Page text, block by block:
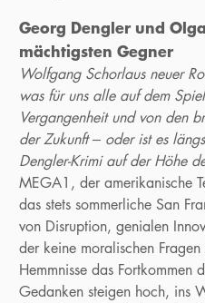
Georg Dengler und
mächtigsten Gegner
Wolfgang Schorlaus neuer
was für uns alle auf dem
Vergangenheit und von den
der Zukunft – oder ist es
Dengler-Krimi auf der Höhe
MEGA1, der amerikanische
das stets sommerliche San
von Disruption, genialen
der keine moralischen
Hemmnisse das Fortkommen
Gedanken steigen hoch, ins